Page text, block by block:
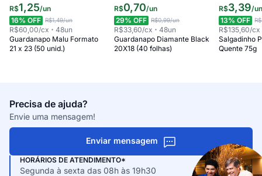
R$1,25/un
16% OFF R$1,49/un
R$60,00/cx 48un
Guardanapo Malu Formato
21 x 23 (50 unid.)
R$0,70/un
29% OFF R$0,99/un
R$33,60/cx 48un
Guardanapo Diamante Black
20X18 (40 folhas)
R$3,39/
13% OFF
R$135,60/cx
Salgadinho
Quente 75g
Precisa de ajuda?
Envie uma mensagem!
Enviar mensagem
HORÁRIOS DE ATENDIMENTO*
Segunda à sexta das 08h às 19h30